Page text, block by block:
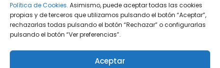
Política de Cookies. Asimismo, puede aceptar todas las cookies
propias y de terceros que utilizamos pulsando el botón “Aceptar”,
rechazarlas todas pulsando el botón “Rechazar” o configurarlas
pulsando el botón “Ver preferencias”.
Aceptar
¿Quién debe cumplir con la
normativa?